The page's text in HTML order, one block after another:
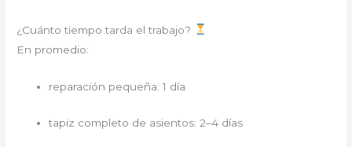
¿Cuánto tiempo tarda el trabajo?
En promedio:
reparación pequeña: 1 día
tapiz completo de asientos: 2–4 días